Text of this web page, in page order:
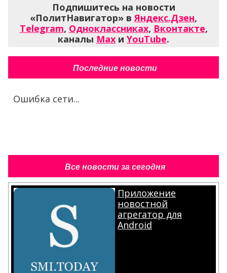
Подпишитесь на новости
«ПолитНавигатор» в Яндекс.Дзен,
Telegram, Одноклассниках, Вконтакте,
каналы Max и YouTube.
Последние новости
Ошибка сети...
Все новости за сегодня
Приложение
новостной
агрегатор для
Android
.